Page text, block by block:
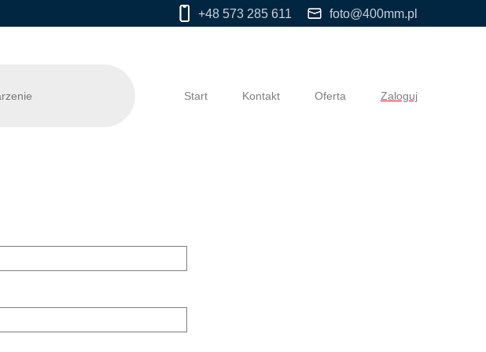
+48 573 285 611 foto@400mm.pl
Start Kontakt Oferta Zaloguj